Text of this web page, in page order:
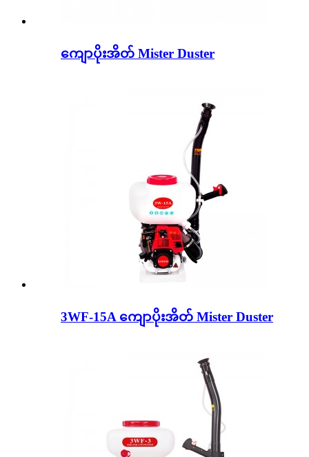
ကျောပိုးအိတ် Mister Duster
3WF-15A ကျောပိုးအိတ် Mister Duster